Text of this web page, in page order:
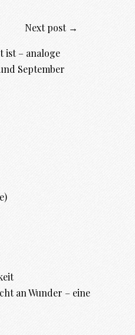
Next post →
ist – analoge
September
an Wunder – eine